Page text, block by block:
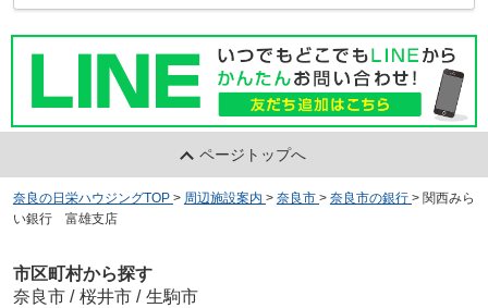
ページトップへ
奈良の日栄ハウジングTOP > 周辺施設案内 > 奈良市 > 奈良市の銀行 > 関西みら
い銀行 富雄支店
市区町村から探す
奈良市 / 桜井市 / 生駒市